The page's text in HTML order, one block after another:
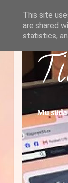
Mu
This site
are shared
statistics,